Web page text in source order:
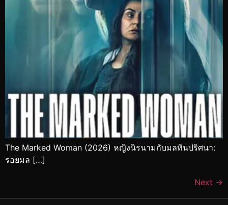
The Marked Woman (2026) หญิงนิรนามกับมลทินปริศนา:
รอยมล […]
Next →